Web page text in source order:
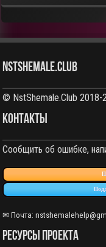
NstShemale.Club
© NstShemale.Club 2018-
КОНТАКТЫ
Сообщить об ошибке,
✉ Почта:
РЕСУРСЫ ПРОЕКТА